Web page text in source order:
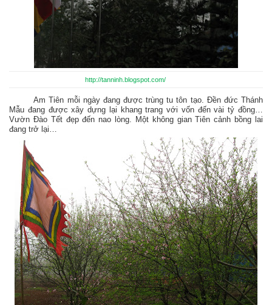
http://tanninh.blogspot.com/
Am Tiên mỗi ngày đang được trùng tu tôn tạo. Đền đức Thánh
Mẫu đang được xây dựng lại khang trang với vốn đến vài tỷ đồng…
Vườn Đào Tết đẹp đến nao lòng. Một không gian Tiên cảnh bồng lai
đang trở lại…